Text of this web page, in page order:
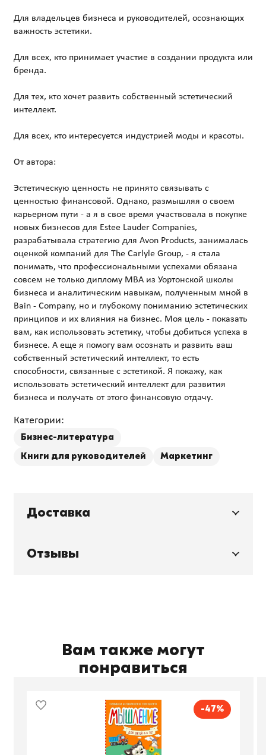
Для владельцев бизнеса и руководителей, осознающих
важность эстетики.
Для всех, кто принимает участие в создании продукта или
бренда.
Для тех, кто хочет развить собственный эстетический
интеллект.
Для всех, кто интересуется индустрией моды и красоты.
От автора:
Эстетическую ценность не принято связывать с
ценностью финансовой. Однако, размышляя о своем
карьерном пути - а я в свое время участвовала в покупке
новых бизнесов для Estee Lauder Companies,
разрабатывала стратегию для Avon Products, занималась
оценкой компаний для The Carlyle Group, - я стала
понимать, что профессиональными успехами обязана
совсем не только диплому МВА из Уортонской школы
бизнеса и аналитическим навыкам, полученным мной в
Bain - Company, но и глубокому пониманию эстетических
принципов и их влияния на бизнес. Моя цель - показать
вам, как использовать эстетику, чтобы добиться успеха в
бизнесе. А еще я помогу вам осознать и развить ваш
собственный эстетический интеллект, то есть
способности, связанные с эстетикой. Я покажу, как
использовать эстетический интеллект для развития
Категории:
Бизнес-литература
Книги для руководителей
Маркетинг
Доставка
Отзывы
Вам также могут
понравиться
-47%